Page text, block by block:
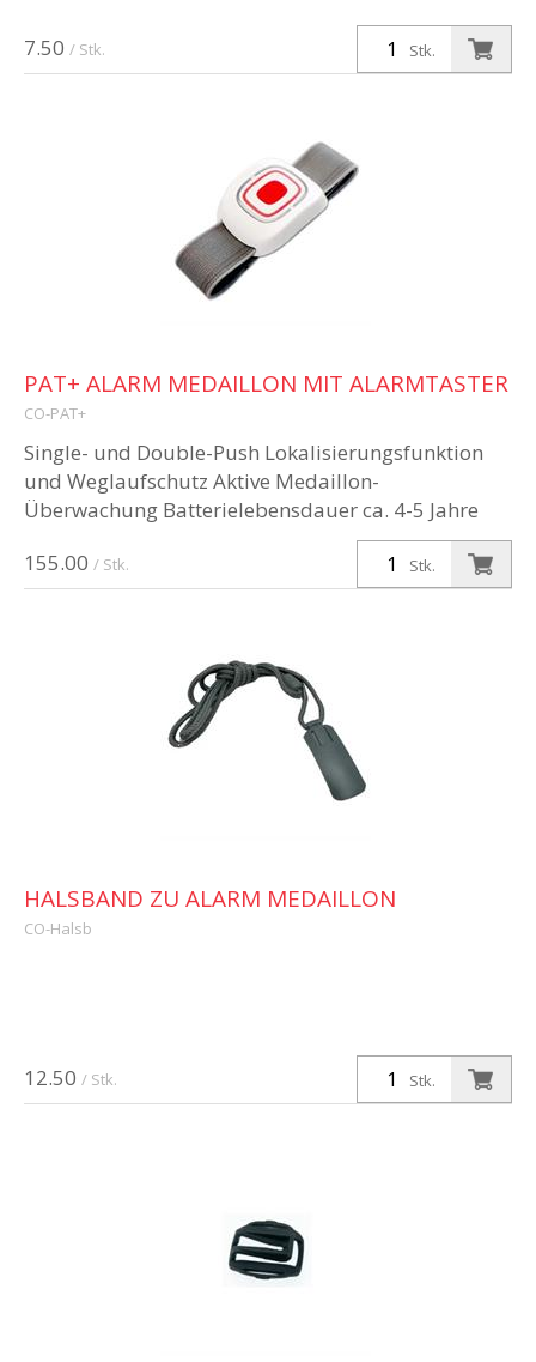
7.50 / Stk. Stk.
155.00 / Stk. Stk.
PAT+ ALARM MEDAILLON MIT ALARMTASTER
CO-PAT+
Single- und Double-Push Lokalisierungsfunktion
und Weglaufschutz Aktive Medaillon-
Überwachung Batterielebensdauer ca. 4-5 Jahre
(ca. 30'000 Meldungsübermittlungen)
12.50 / Stk. Stk.
HALSBAND ZU ALARM MEDAILLON
CO-Halsb